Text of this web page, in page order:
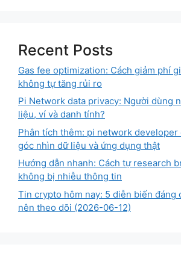
Recent Posts
Gas fee optimization: Cách giảm phí
không tự tăng rủi ro
Pi Network data privacy: Người dùng
liệu, ví và danh tính?
Phân tích thêm: pi network
góc nhìn dữ liệu và ứng dụng thật
Hướng dẫn nhanh: Cách tự research
không bị nhiễu thông tin
Tin crypto hôm nay: 5 diễn biến đáng
nên theo dõi (2026-06-12)